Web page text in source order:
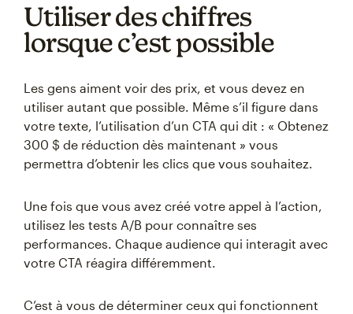
Utiliser des chiffres
lorsque c’est possible
Les gens aiment voir des prix, et vous devez en
utiliser autant que possible. Même s’il figure dans
votre texte, l’utilisation d’un CTA qui dit : « Obtenez
300 $ de réduction dès maintenant » vous
permettra d’obtenir les clics que vous souhaitez.
Une fois que vous avez créé votre appel à l’action,
utilisez les tests A/B pour connaître ses
performances. Chaque audience qui interagit avec
votre CTA réagira différemment.
C’est à vous de déterminer ceux qui fonctionnent